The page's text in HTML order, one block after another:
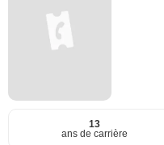
13
ans de carrière